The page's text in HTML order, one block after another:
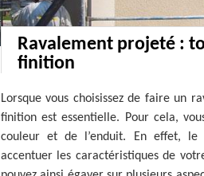
Ravalement projeté :
finition
Lorsque vous choisissez de faire un
finition est essentielle. Pour cela,
couleur et de l’enduit. En effet,
accentuer les caractéristiques de